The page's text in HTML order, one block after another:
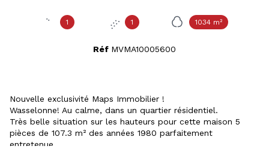
1 1 1034 m²
Réf MVMA10005600
Nouvelle exclusivité Maps Immobilier !
Wasselonne! Au calme, dans un quartier résidentiel.
Très belle situation sur les hauteurs pour cette maison 5
pièces de 107.3 m² des années 1980 parfaitement
entretenue.